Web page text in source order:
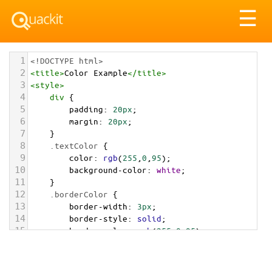
☰
1 <!DOCTYPE html>
2 <title>Color Example</title>
3 <style>
4 div {
5 padding: 20px;
6 margin: 20px;
7 }
8 .textColor {
9 color: rgb(255 0 95);
10 background-color: white;
11 }
12 .borderColor {
13 border-width: 3px;
14 border-style: solid;
15 border-color: rgb(255,0,95);